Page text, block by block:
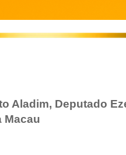
Aladim, Deputado
Macau